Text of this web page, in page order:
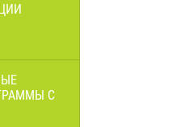
С